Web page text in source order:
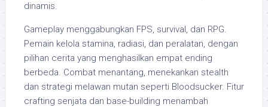
dinamis.
Gameplay menggabungkan FPS, survival, dan RPG.
Pemain kelola stamina, radiasi, dan peralatan, dengan
pilihan cerita yang menghasilkan empat ending
berbeda. Combat menantang, menekankan stealth
dan strategi melawan mutan seperti Bloodsucker. Fitur
crafting senjata dan base-building menambah